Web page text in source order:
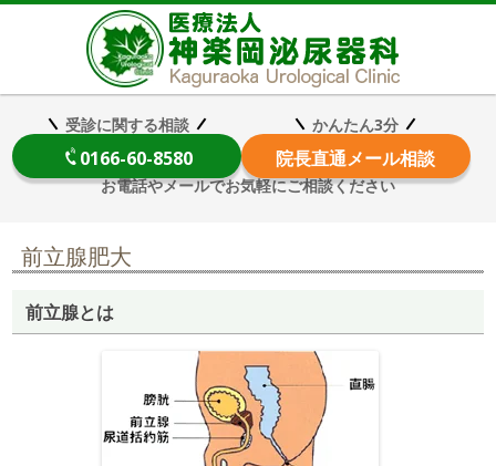
受診に関する相談
0166-60-8580
かんたん3分
院長直通メール相談
お電話やメールでお気軽にご相談ください
前立腺肥大
前立腺とは